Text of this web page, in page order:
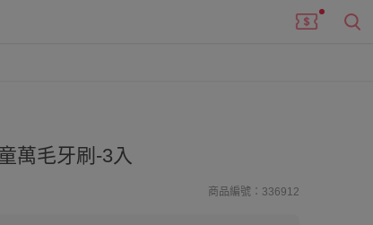
萬毛牙刷-3入
商品編號：336912